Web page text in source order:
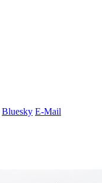
Bluesky E-Mail